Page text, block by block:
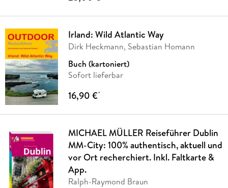
Irland: Wild Atlantic Way
Dirk Heckmann, Sebastian Homann
Buch (kartoniert)
Sofort lieferbar
16,90 €*
MICHAEL MÜLLER Reiseführer Dublin
MM-City: 100% authentisch, aktuell und
vor Ort recherchiert. Inkl. Faltkarte &
App.
Ralph-Raymond Braun